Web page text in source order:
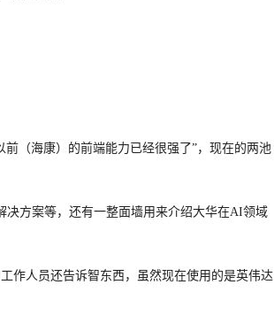
（海康）的前端能力已经很强了”，现在的两池
方案等，还有一整面墙用来介绍大华在AI领域
作人员还告诉智东西，虽然现在使用的是英伟达